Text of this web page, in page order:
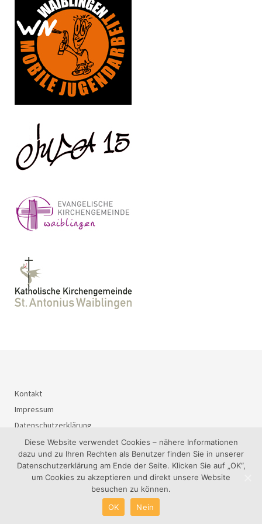
Kontakt
Impressum
Datenschutzerklärung
© 2026 BürgerInteressenGemeinschaft Waiblingen-Süd e.V..
Diese Website verwendet Cookies – nähere Informationen
dazu und zu Ihren Rechten als Benutzer finden Sie in unserer
Datenschutzerklärung am Ende der Seite. Klicken Sie auf „OK“,
um Cookies zu akzeptieren und direkt unsere Website
besuchen zu können.
OK
Nein